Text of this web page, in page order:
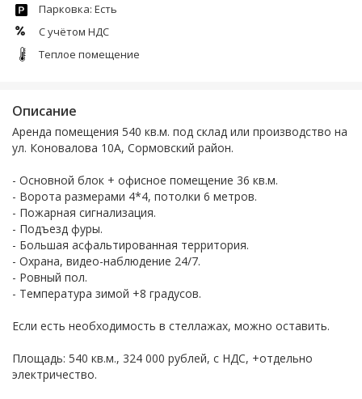
Парковка: Есть
С учётом НДС
Теплое помещение
Описание
Аренда помещения 540 кв.м. под склад или производство на
ул. Коновалова 10А, Сормовский район.
- Основной блок + офисное помещение 36 кв.м.
- Ворота размерами 4*4, потолки 6 метров.
- Пожарная сигнализация.
- Подъезд фуры.
- Большая асфальтированная территория.
- Охрана, видео-наблюдение 24/7.
- Ровный пол.
- Температура зимой +8 градусов.
Если есть необходимость в стеллажах, можно оставить.
Площадь: 540 кв.м., 324 000 рублей, с НДС, +отдельно
электричество.